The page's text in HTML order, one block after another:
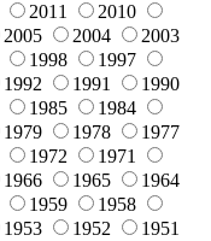
2011
2010
2005 2004
2003
1998
1997
1992 1991
1990
1985
1984
1979 1978
1977
1972
1971
1966 1965
1964
1959
1958
1953 1952
1951